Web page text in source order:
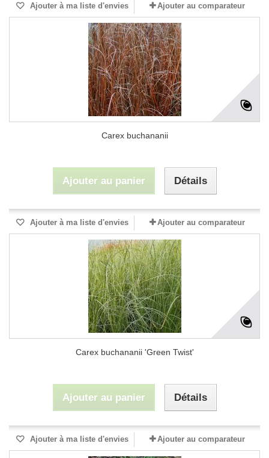
Ajouter à ma liste d'envies Ajouter au comparateur
Carex buchananii
Ajouter au panier Détails
Ajouter à ma liste d'envies Ajouter au comparateur
Carex buchananii 'Green Twist'
Ajouter au panier Détails
Ajouter à ma liste d'envies Ajouter au comparateur